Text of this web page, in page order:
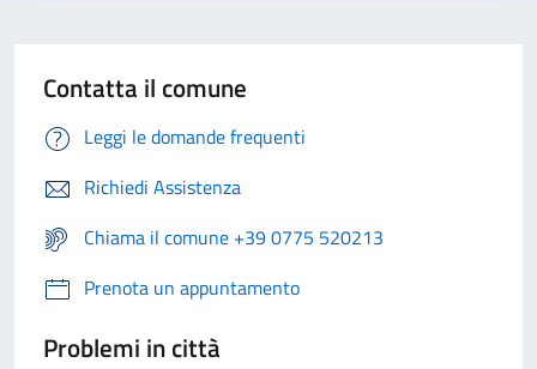
Contatta il comune
Leggi le domande frequenti
Richiedi Assistenza
Chiama il comune +39 0775 520213
Prenota un appuntamento
Problemi in città